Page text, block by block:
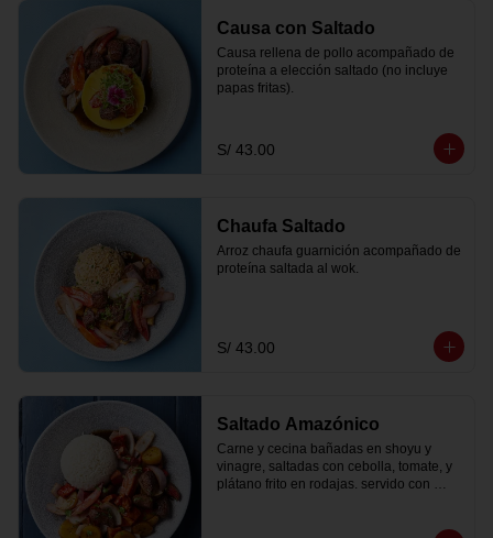
Causa con Saltado
Causa rellena de pollo acompañado de
proteína a elección saltado (no incluye
papas fritas).
S/ 43.00
Chaufa Saltado
Arroz chaufa guarnición acompañado de
proteína saltada al wok.
S/ 43.00
Saltado Amazónico
Carne y cecina bañadas en shoyu y
vinagre, saltadas con cebolla, tomate, y
plátano frito en rodajas. servido con